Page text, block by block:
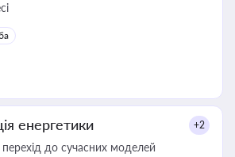
енергетики +2
до сучасних моделей